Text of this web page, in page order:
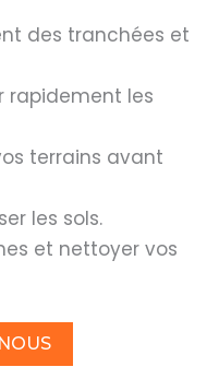
des tranchées et
rapidement les
terrains avant
les sols.
et nettoyer vos